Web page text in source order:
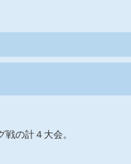
の計４大会。